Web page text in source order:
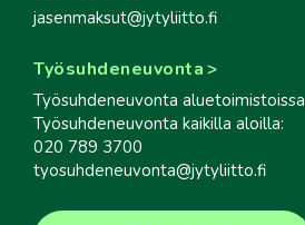
jasenmaksut@jytyliitto.fi
Työsuhdeneuvonta
Työsuhdeneuvonta aluetoimistoissa
Työsuhdeneuvonta kaikilla aloilla:
020 789 3700
tyosuhdeneuvonta@jytyliitto.fi